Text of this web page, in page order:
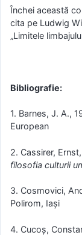
Închei această
cita pe Ludwig
„Limitele
Bibliografie:
1. Barnes, J. A.,
European
2. Cassirer,
filosofia culturii
3. Cosmovici,
Polirom, Iaşi
4. Cucoş,